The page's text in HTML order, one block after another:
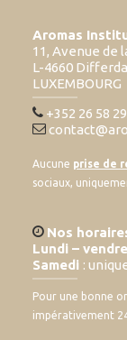
Aromas
11, Avenue de
L-4660
LUXEMBOURG
+352 26 58
Aucune prise de
sociaux,
Nos
Lundi –
Samedi :
Pour une bonne
impérativement